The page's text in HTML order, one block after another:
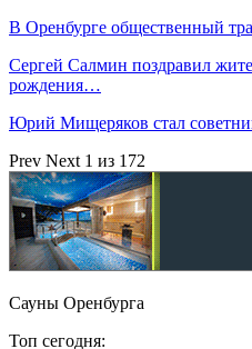
В Оренбурге общественный
Сергей Салмин поздравил
рождения…
Юрий Мищеряков стал
Prev Next 1 из 172
Сауны Оренбурга
Топ сегодня: